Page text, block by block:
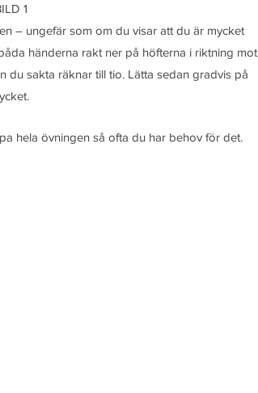
1
– ungefär som om du visar att du är mycket
händerna rakt ner på höfterna i riktning mot
du sakta räknar till tio. Lätta sedan gradvis på
hela övningen så ofta du har behov för det.